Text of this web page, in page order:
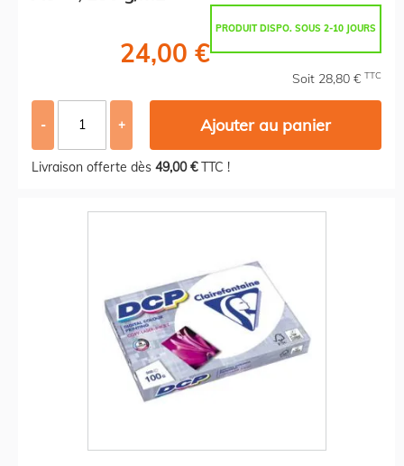
PRODUIT DISPO. SOUS 2-10 JOURS
24,00 €
Soit 28,80 € TTC
- + Ajouter au panier
Livraison offerte dès 49,00 €TTC !